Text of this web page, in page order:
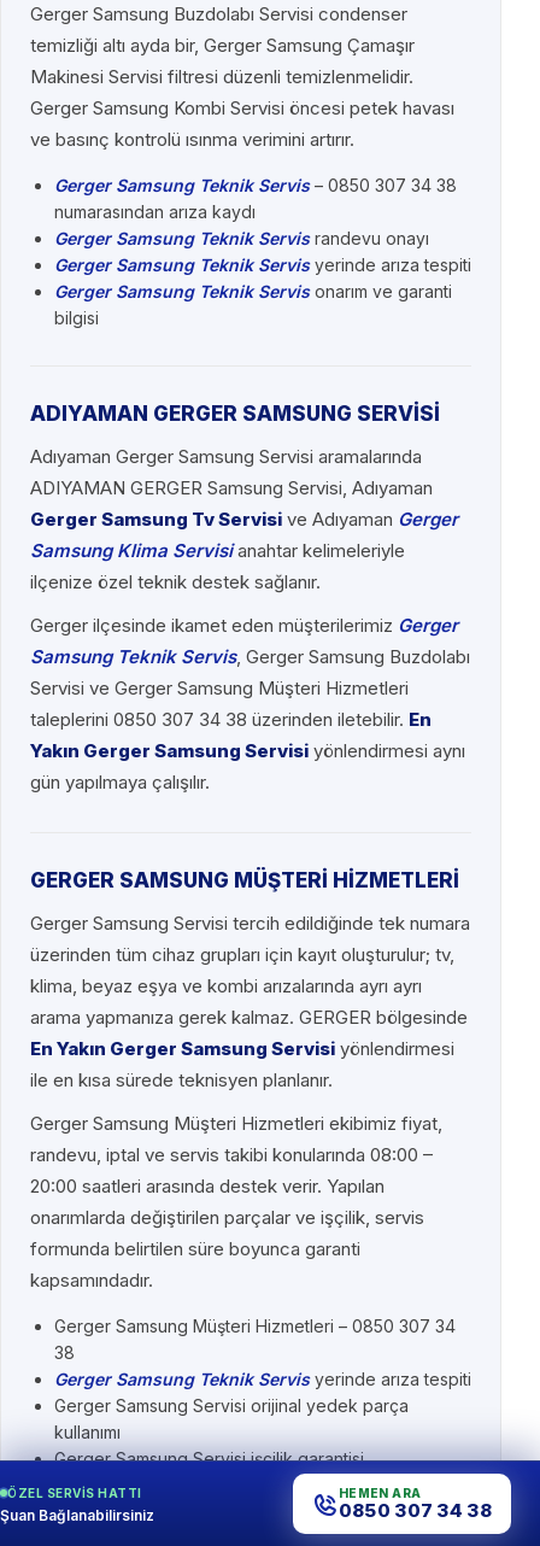
Gerger Samsung Buzdolabı Servisi condenser
temizliği altı ayda bir, Gerger Samsung Çamaşır
Makinesi Servisi filtresi düzenli temizlenmelidir.
Gerger Samsung Kombi Servisi öncesi petek havası
ve basınç kontrolü ısınma verimini artırır.
Gerger Samsung Teknik Servis– 0850 307 34 38
numarasından arıza kaydı
Gerger Samsung Teknik Servisrandevu onayı
Gerger Samsung Teknik Servisyerinde arıza tespiti
Gerger Samsung Teknik Servisonarım ve garanti
bilgisi
ADIYAMAN GERGER SAMSUNG SERVİSİ
Adıyaman Gerger Samsung Servisi aramalarında
ADIYAMAN GERGER Samsung Servisi, Adıyaman
Gerger Samsung Tv Servisi ve Adıyaman Gerger
Samsung Klima Servisianahtar kelimeleriyle
ilçenize özel teknik destek sağlanır.
Gerger ilçesinde ikamet eden müşterilerimiz Gerger
Samsung Teknik Servis, Gerger Samsung Buzdolabı
Servisi ve Gerger Samsung Müşteri Hizmetleri
taleplerini 0850 307 34 38 üzerinden iletebilir. En
Yakın Gerger Samsung Servisi yönlendirmesi aynı
gün yapılmaya çalışılır.
GERGER SAMSUNG MÜŞTERİ HİZMETLERİ
Gerger Samsung Servisi tercih edildiğinde tek numara
üzerinden tüm cihaz grupları için kayıt oluşturulur; tv,
klima, beyaz eşya ve kombi arızalarında ayrı ayrı
arama yapmanıza gerek kalmaz. GERGER bölgesinde
En Yakın Gerger Samsung Servisi yönlendirmesi
ile en kısa sürede teknisyen planlanır.
Gerger Samsung Müşteri Hizmetleri ekibimiz fiyat,
randevu, iptal ve servis takibi konularında 08:00 –
20:00 saatleri arasında destek verir. Yapılan
onarımlarda değiştirilen parçalar ve işçilik, servis
formunda belirtilen süre boyunca garanti
kapsamındadır.
Gerger Samsung Müşteri Hizmetleri – 0850 307 34
38
Gerger Samsung Teknik Servisyerinde arıza tespiti
Gerger Samsung Servisi orijinal yedek parça
kullanımı
Gerger Samsung Servisi işçilik garantisi
ÖZEL SERVIS HATTI
Şuan Bağlanabilirsiniz
HEMEN ARA
0850 307 34 38